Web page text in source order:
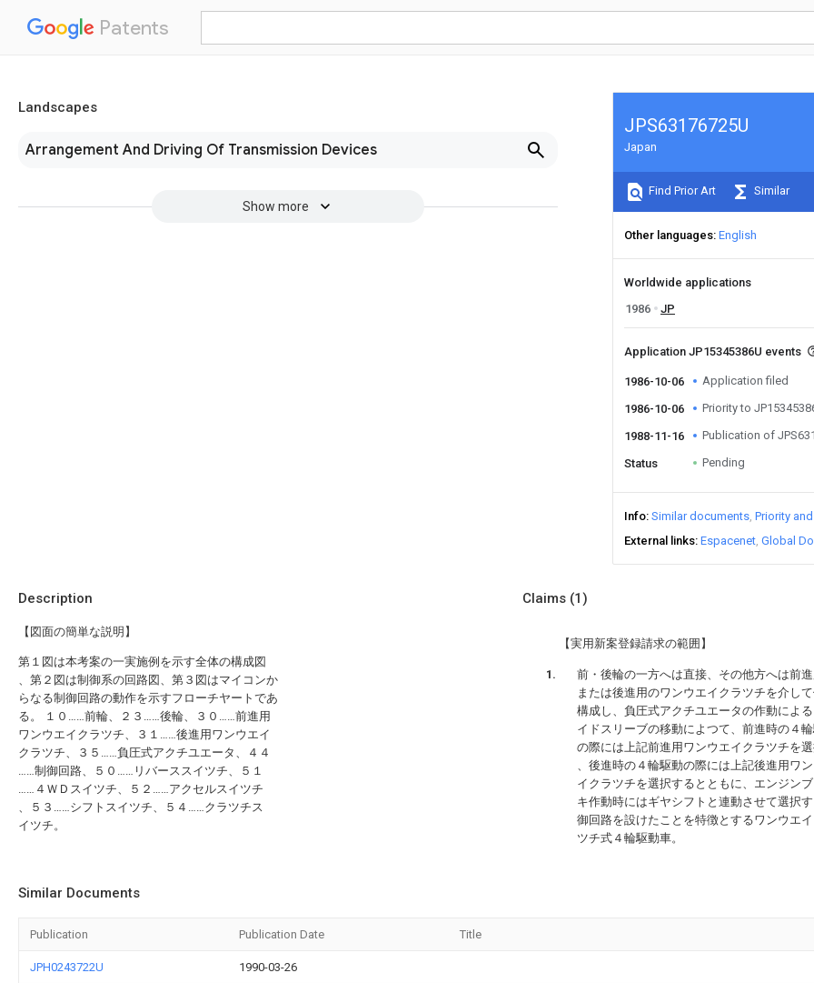
Patents
Landscapes
Arrangement And Driving Of Transmission Devices
Show more
JPS63176725U
Japan
Find Prior Art Similar
Other languages English
Worldwide applications
1986
JP
Application JP15345386U events
1986-10-06 Application filed
1986-10-06 Priority to
1988-11-16 Publication of
Status Pending
Info Similar documents Priority
External links Espacenet Global
Description
【図面の簡単な説明】
第１図は本考案の一実施例を示す全体の構成図
、第２図は制御系の回路図、第３図はマイコンか
らなる制御回路の動作を示すフローチヤートであ
る。 １０……前輪、２３……後輪、３０……前進用
ワンウエイクラツチ、３１……後進用ワンウエイ
クラツチ、３５……負圧式アクチユエータ、４４
……制御回路、５０……リバーススイツチ、５１
……４ＷＤスイツチ、５２……アクセルスイツチ
、５３……シフトスイツチ、５４……クラツチス
イツチ。
Claims (1)
【実用新案登録請求の範囲】
前・後輪の一方へは直接、その他方へは前
または後進用のワンウエイクラツチを介し
構成し、負圧式アクチユエータの作動によ
イドスリーブの移動によつて、前進時の４
の際には上記前進用ワンウエイクラツチを
、後進時の４輪駆動の際には上記後進用ワ
イクラツチを選択するとともに、エンジン
キ作動時にはギヤシフトと連動させて選択
御回路を設けたことを特徴とするワンウエ
ツチ式４輪駆動車。
Similar Documents
Publication Publication Date Title
JPH0243722U 1990-03-26